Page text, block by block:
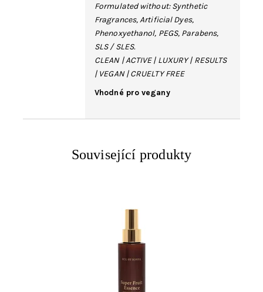
Formulated without: Synthetic
Fragrances, Artificial Dyes,
Phenoxyethanol, PEGS, Parabens,
SLS / SLES.
CLEAN | ACTIVE | LUXURY | RESULTS
| VEGAN | CRUELTY FREE
Vhodné pro vegany
Související produkty